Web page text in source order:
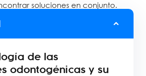
soluciones en conjunto.
de las
odontogénicas y su